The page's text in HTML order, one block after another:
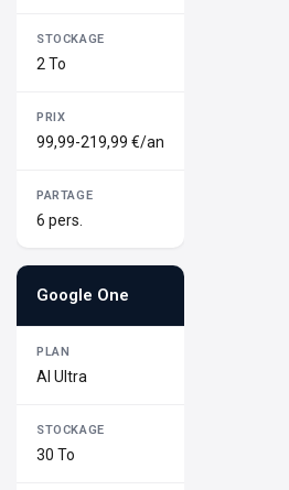
2 To
99,99-219,99 €/an
6 pers.
Google One
AI Ultra
30 To